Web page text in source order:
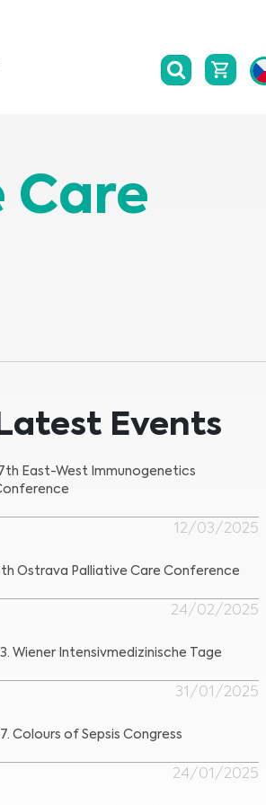
Care
Latest Events
East-West Immunogenetics
12/03/2025
Ostrava Palliative Care Conference
24/02/2025
Wiener Intensivmedizinische Tage
31/01/2025
Colours of Sepsis Congress
24/01/2025